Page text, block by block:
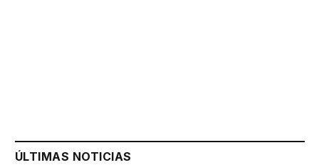
ÚLTIMAS NOTICIAS